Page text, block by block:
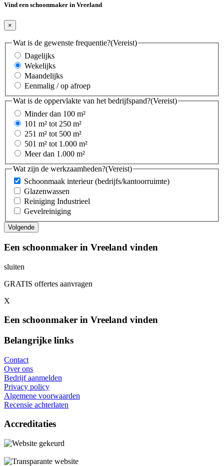
Vind een schoonmaker in Vreeland
×
Wat is de gewenste frequentie?(Vereist)
Dagelijks
Wekelijks
Maandelijks
Eenmalig / op afroep
Wat is de oppervlakte van het bedrijfspand?(Vereist)
Minder dan 100 m²
101 m² tot 250 m²
251 m² tot 500 m²
501 m² tot 1.000 m²
Meer dan 1.000 m²
Wat zijn de werkzaamheden?(Vereist)
Schoonmaak interieur (bedrijfs/kantoorruimte)
Glazenwassen
Reiniging Industrieel
Gevelreiniging
Een schoonmaker in Vreeland vinden
sluiten
GRATIS offertes aanvragen
X
Een schoonmaker in Vreeland vinden
Belangrijke links
Contact
Over ons
Bedrijf aanmelden
Privacy policy
Algemene voorwaarden
Recensie achterlaten
Accreditaties